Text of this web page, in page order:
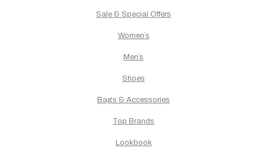
Sale & Special Offers
Women`s
Men`s
Shoes
Bags & Accessories
Top Brands
Lookbook